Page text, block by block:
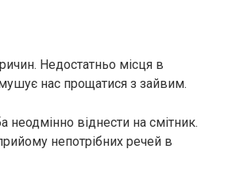
Недостатньо місця в
нас прощатися з зайвим.
неодмінно віднести на смітник.
непотрібних речей в